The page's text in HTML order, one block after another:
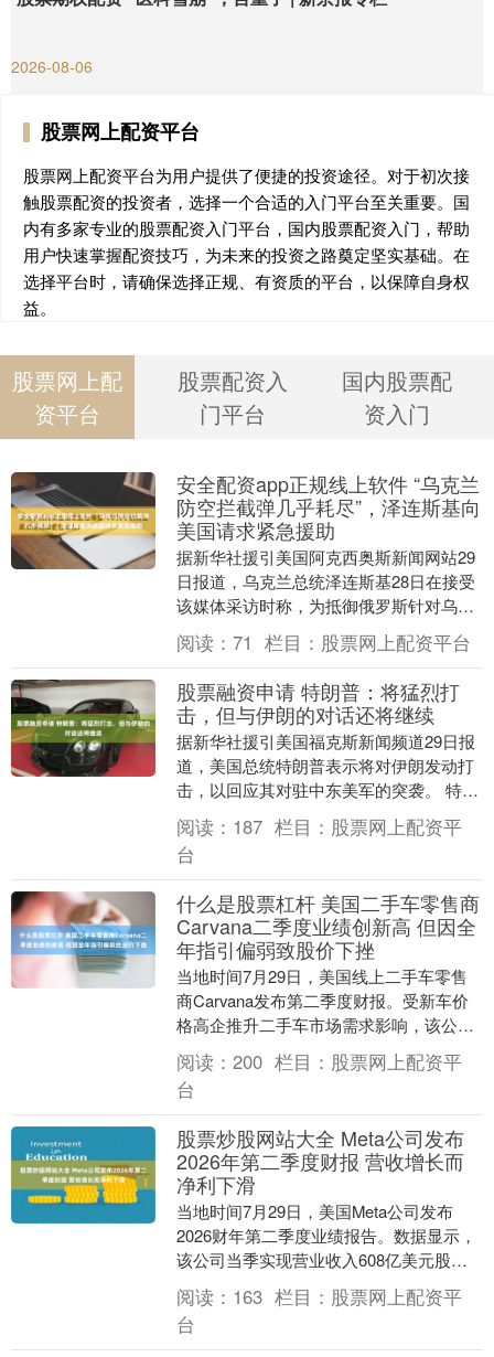
2026-08-06
股票网上配资平台
股票网上配资平台为用户提供了便捷的投资途径。对于初次接
触股票配资的投资者，选择一个合适的入门平台至关重要。国
内有多家专业的股票配资入门平台，国内股票配资入门，帮助
用户快速掌握配资技巧，为未来的投资之路奠定坚实基础。在
选择平台时，请确保选择正规、有资质的平台，以保障自身权
益。
股票网上配
资平台
股票配资入
门平台
国内股票配
资入门
安全配资app正规线上软件 “乌克兰
防空拦截弹几乎耗尽”，泽连斯基向
美国请求紧急援助
据新华社援引美国阿克西奥斯新闻网站29
日报道，乌克兰总统泽连斯基28日在接受
该媒体采访时称，为抵御俄罗斯针对乌能
源基础设施的攻击，他已请求美国总统特
朗普紧急提供....
阅读： 71 栏目： 股票网上配资平台
股票融资申请 特朗普：将猛烈打
击，但与伊朗的对话还将继续
据新华社援引美国福克斯新闻频道29日报
道，美国总统特朗普表示将对伊朗发动打
击，以回应其对驻中东美军的突袭。 特朗
普在接受福克斯新闻频道记者采访时说，
“我们将对他....
阅读： 187 栏目： 股票网上配资平
台
什么是股票杠杆 美国二手车零售商
Carvana二季度业绩创新高 但因全
年指引偏弱致股价下挫
当地时间7月29日，美国线上二手车零售
商Carvana发布第二季度财报。受新车价
格高企推升二手车市场需求影响，该公司
当季销量与利润均创历史新高。然而，由
于其公布....
阅读： 200 栏目： 股票网上配资平
台
股票炒股网站大全 Meta公司发布
2026年第二季度财报 营收增长而
净利下滑
当地时间7月29日，美国Meta公司发布
2026财年第二季度业绩报告。数据显示，
该公司当季实现营业收入608亿美元股票
炒股网站大全，同比增长28%；受高昂运
营成....
阅读： 163 栏目： 股票网上配资平
台